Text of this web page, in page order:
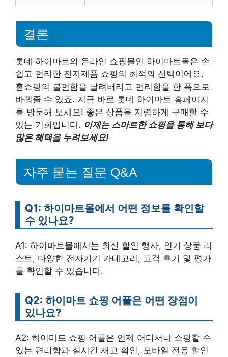
결론
롯데 하이마트의 온라인 쇼핑몰인 하이마트몰은 손
쉽고 편리한 전자제품 쇼핑의 최적의 선택이에요.
홈쇼핑의 불편함을 날려버리고 편리함을 한 폭으로
바꿔줄 수 있죠. 지금 바로 롯데 하이마트 홈페이지
를 방문해 보세요! 좋은 상품을 저렴하게 구매할 수
있는 기회입니다. 이제는 스마트한 쇼핑을 통해 보다
많은 혜택을 누려보세요!
자주 묻는 질문 Q&A
Q1: 하이마트몰에서 어떤 정보를 확인할
수 있나요?
A1: 하이마트몰에서는 최신 할인 행사, 인기 상품 리
스트, 다양한 전자기기 카테고리, 고객 후기 및 평가
를 확인할 수 있습니다.
Q2: 하이마트 쇼핑 어플은 어떤 장점이
있나요?
A2: 하이마트 쇼핑 어플은 언제 어디서나 쇼핑할 수
있는 편리함과 실시간 재고 확인, 모바일 전용 할인